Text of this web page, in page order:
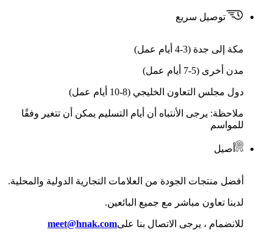
توصيل سريع
مكة إلى جدة (3-4 أيام عمل)
مدن أخرى (5-7 أيام عمل)
دول مجلس التعاون الخليجي (8-10 أيام عمل)
ملاحظة: يرجى الأنتباه أن أيام التسليم يمكن أن تتغير وفقًا
للمواسم
أصيل
أفضل منتجات الجودة من العلامات التجارية الدولية والمحلية.
لدينا تعاون مباشر مع جميع البائعين.
للانضمام ، يرجى الاتصال بنا علىmeet@hnak.com